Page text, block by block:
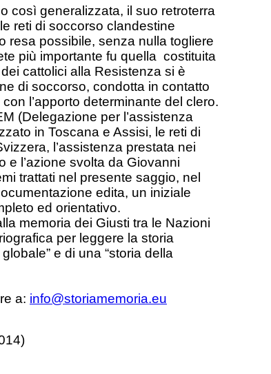
così generalizzata, il suo retroterra
reti di soccorso clandestine
resa possibile, senza nulla togliere
più importante fu quella costituita
cattolici alla Resistenza si è
di soccorso, condotta in contatto
l’apporto determinante del clero.
(Delegazione per l’assistenza
in Toscana e Assisi, le reti di
l’assistenza prestata nei
e l’azione svolta da Giovanni
trattati nel presente saggio, nel
edita, un iniziale
ed orientativo.
memoria dei Giusti tra le Nazioni
per leggere la storia
e di una “storia della
a: info@storiamemoria.eu